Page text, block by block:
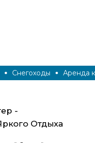
Снегоходы Аренда
-
Отдыха